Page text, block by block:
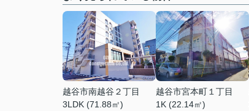
越谷市南越谷２丁目
3LDK (71.88㎡)
越谷市宮本町１丁目
1K (22.14㎡)